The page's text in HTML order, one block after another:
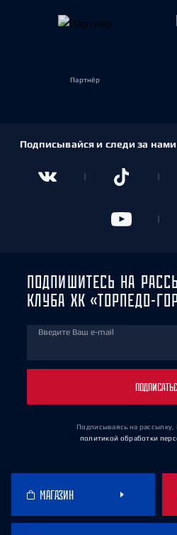
Партнёр
Подписывайся и следи за нами
ПОДПИШИТЕСЬ НА
КЛУБА ХК «ТОРПЕДО-
Введите Ваш e-mail
Подписываясь на рассылку,
политикой обработки
МАГАЗИН